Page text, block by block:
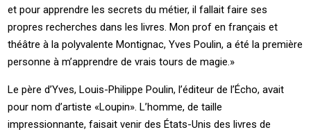
et pour apprendre les secrets du métier, il fallait faire ses
propres recherches dans les livres. Mon prof en français et
théâtre à la polyvalente Montignac, Yves Poulin, a été la première
personne à m’apprendre de vrais tours de magie.»
Le père d’Yves, Louis-Philippe Poulin, l’éditeur de l’Écho, avait
pour nom d’artiste «Loupin». L’homme, de taille
impressionnante, faisait venir des États-Unis des livres de